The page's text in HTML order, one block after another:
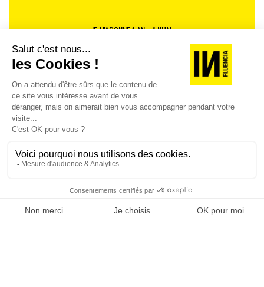
JE M'ABONNE 1 AN - 4 NUM.
JE DÉCOUVRE LES NUMÉROS PRÉCÉDENTS
Je suis déjà abonné(e) :je consulte la revue en